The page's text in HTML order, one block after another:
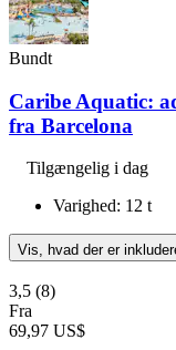
Bundt
Caribe Aquatic:
fra Barcelona
Tilgængelig i dag
Varighed: 12 t
Vis, hvad der er
3,5 (8)
Fra
69,97 US$